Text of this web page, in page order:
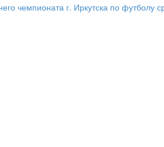
чемпионата г. Иркутска по футболу